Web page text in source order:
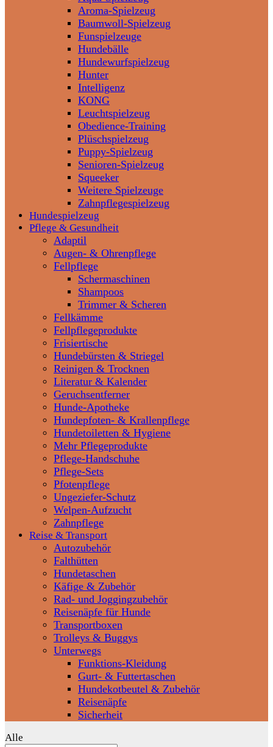
Aroma-Spielzeug
Baumwoll-Spielzeug
Funspielzeuge
Hundebälle
Hundewurfspielzeug
Hunter
Intelligenz
KONG
Leuchtspielzeug
Obedience-Training
Plüschspielzeug
Puppy-Spielzeug
Senioren-Spielzeug
Squeeker
Weitere Spielzeuge
Zahnpflegespielzeug
Hundespielzeug
Pflege & Gesundheit
Adaptil
Augen- & Ohrenpflege
Fellpflege
Schermaschinen
Shampoos
Trimmer & Scheren
Fellkämme
Fellpflegeprodukte
Frisiertische
Hundebürsten & Striegel
Reinigen & Trocknen
Literatur & Kalender
Geruchsentferner
Hunde-Apotheke
Hundepfoten- & Krallenpflege
Hundetoiletten & Hygiene
Mehr Pflegeprodukte
Pflege-Handschuhe
Pflege-Sets
Pfotenpflege
Ungeziefer-Schutz
Welpen-Aufzucht
Zahnpflege
Reise & Transport
Autozubehör
Falthütten
Hundetaschen
Käfige & Zubehör
Rad- und Joggingzubehör
Reisenäpfe für Hunde
Transportboxen
Trolleys & Buggys
Unterwegs
Funktions-Kleidung
Gurt- & Futtertaschen
Hundekotbeutel & Zubehör
Reisenäpfe
Sicherheit
Alle